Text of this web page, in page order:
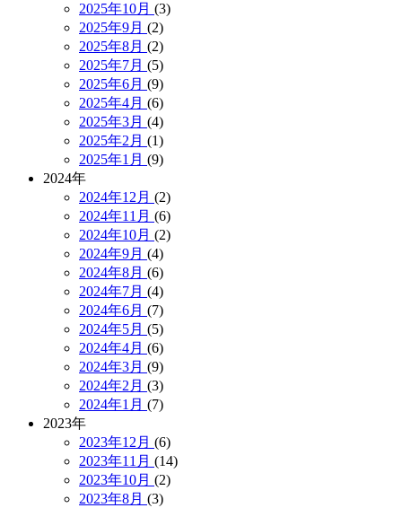
2025年10月 (3)
2025年9月 (2)
2025年8月 (2)
2025年7月 (5)
2025年6月 (9)
2025年4月 (6)
2025年3月 (4)
2025年2月 (1)
2025年1月 (9)
2024年
2024年12月 (2)
2024年11月 (6)
2024年10月 (2)
2024年9月 (4)
2024年8月 (6)
2024年7月 (4)
2024年6月 (7)
2024年5月 (5)
2024年4月 (6)
2024年3月 (9)
2024年2月 (3)
2024年1月 (7)
2023年
2023年12月 (6)
2023年11月 (14)
2023年10月 (2)
2023年8月 (3)